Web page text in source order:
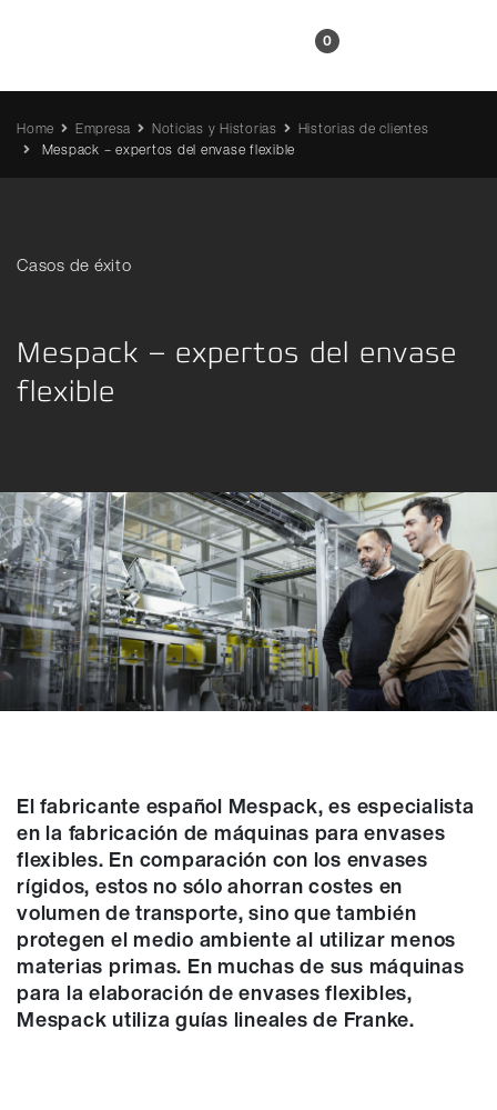
0
Home Empresa Noticias y Historias
Historias de clientes
Mespack – expertos del envase flexible
Casos de éxito
Mespack – expertos del envase
flexible
El fabricante español Mespack, es especialista
en la fabricación de máquinas para envases
flexibles. En comparación con los envases
rígidos, estos no sólo ahorran costes en
volumen de transporte, sino que también
protegen el medio ambiente al utilizar menos
materias primas. En muchas de sus máquinas
para la elaboración de envases flexibles,
Mespack utiliza guías lineales de Franke.